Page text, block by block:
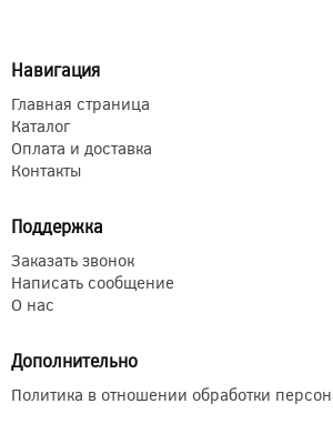
Навигация
Главная страница
Каталог
Оплата и доставка
Контакты
Поддержка
Заказать звонок
Написать сообщение
О нас
Дополнительно
Политика в отношении обработки